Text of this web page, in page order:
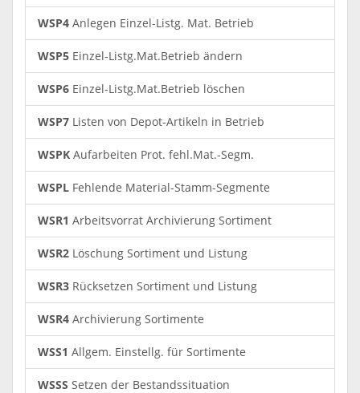
WSP4 Anlegen Einzel-Listg. Mat. Betrieb
WSP5 Einzel-Listg.Mat.Betrieb ändern
WSP6 Einzel-Listg.Mat.Betrieb löschen
WSP7 Listen von Depot-Artikeln in Betrieb
WSPK Aufarbeiten Prot. fehl.Mat.-Segm.
WSPL Fehlende Material-Stamm-Segmente
WSR1 Arbeitsvorrat Archivierung Sortiment
WSR2 Löschung Sortiment und Listung
WSR3 Rücksetzen Sortiment und Listung
WSR4 Archivierung Sortimente
WSS1 Allgem. Einstellg. für Sortimente
WSSS Setzen der Bestandssituation